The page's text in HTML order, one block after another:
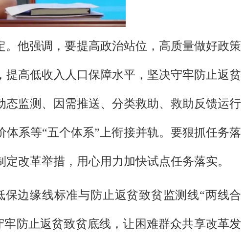
他强调，要提高政治站位，高质量做好政策
高低收入人口保障水平，坚决守牢防止返贫
监测、因需推送、分类救助、救助反馈运行
系等“五个体系”上衔接并轨。要狠抓任务落
改革举措，用心用力加快试点任务落实。
边缘线标准与防止返贫致贫监测线“两线合
防止返贫致贫底线，让困难群众共享改革发